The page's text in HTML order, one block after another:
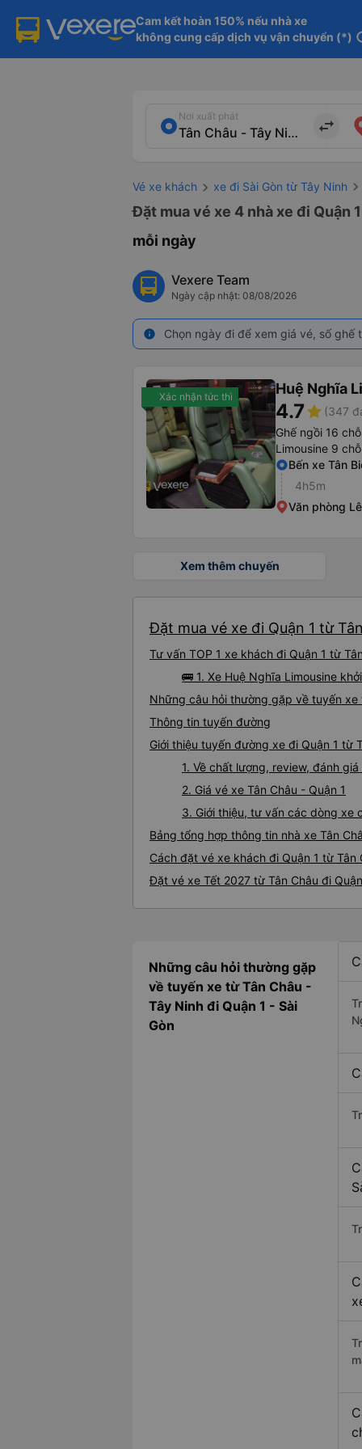
Cam kết hoàn 150% nếu nhà xe
không cung cấp dịch vụ vận chuyển (*)
Nơi xuất phát
import_export
Vé xe khách xe đi Sài Gòn từ Tây Ninh
Đặt mua vé xe 4 nhà xe đi Quận
mỗi ngày
Vexere Team
Ngày cập nhật: 08/08/2026
info Chọn ngày đi để xem giá vé, số
Xác nhận tức thì Huệ Nghĩa
4.7star (347
Ghế ngồi 16 chỗ
Limousine 9 chỗ
Bến xe Tân
4h5m
Văn phòng
Xem thêm chuyến
Đặt mua vé xe đi Quận 1 từ
Tư vấn TOP 1 xe khách đi Quận 1 từ
🚌 1. Xe Huệ Nghĩa Limousine
Những câu hỏi thường gặp về tuyến xe
Thông tin tuyến đường
Giới thiệu tuyến đường xe đi Quận 1 từ
1. Về chất lượng, review, đánh giá
2. Giá vé xe Tân Châu - Quận 1
3. Giới thiệu, tư vấn các dòng xe
Bảng tổng hợp thông tin nhà xe Tân
Cách đặt vé xe khách đi Quận 1 từ Tân
Đặt vé xe Tết 2027 từ Tân Châu đi
Những câu hỏi thường gặp
về tuyến xe từ Tân Châu -
Tây Ninh đi Quận 1 - Sài
Gòn